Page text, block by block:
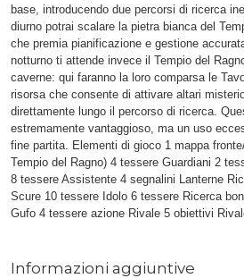
base, introducendo due percorsi di ricerca
diurno potrai scalare la pietra bianca del
che premia pianificazione e gestione
notturno ti attende invece il Tempio del
caverne: qui faranno la loro comparsa le
risorsa che consente di attivare altari
direttamente lungo il percorso di ricerca.
estremamente vantaggioso, ma un uso
fine partita. Elementi di gioco 1 mappa
Tempio del Ragno) 4 tessere Guardiani 2
8 tessere Assistente 4 segnalini Lanterne
Scure 10 tessere Idolo 6 tessere Ricerca
Gufo 4 tessere azione Rivale 5 obiettivi
Informazioni aggiuntive